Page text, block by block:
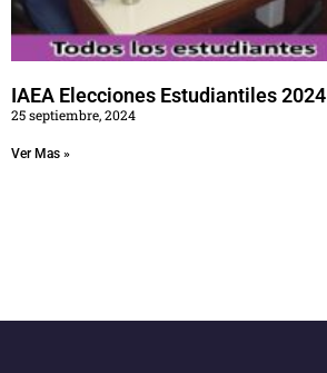
IAEA Elecciones Estudiantiles 2024
25 septiembre, 2024
Ver Mas »